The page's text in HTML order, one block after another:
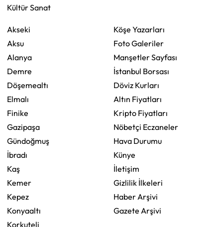
Kültür Sanat
Akseki
Aksu
Alanya
Demre
Döşemealtı
Elmalı
Finike
Gazipaşa
Gündoğmuş
İbradı
Kaş
Kemer
Kepez
Konyaaltı
Korkuteli
Köşe Yazarları
Foto Galeriler
Manşetler Sayfası
İstanbul Borsası
Döviz Kurları
Altın Fiyatları
Kripto Fiyatları
Nöbetçi Eczaneler
Hava Durumu
Künye
İletişim
Gizlilik İlkeleri
Haber Arşivi
Gazete Arşivi